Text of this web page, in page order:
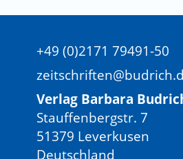
+49 (0)2171 79491-50
Verlag Barbara
Stauffenbergstr. 7
51379 Leverkusen
Deutschland